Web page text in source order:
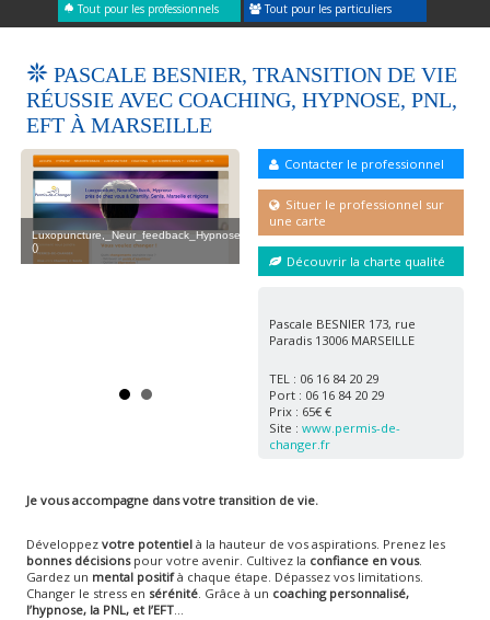
Tout pour les professionnels Tout pour les particuliers
PASCALE BESNIER, TRANSITION DE VIE
RÉUSSIE AVEC COACHING, HYPNOSE, PNL,
EFT À MARSEILLE
Luxopuncture,_Neur_feedback_Hypnose_pascale_besnier
()
Contacter le professionnel
Situer le professionnel sur
une carte
Découvrir la charte qualité
Pascale BESNIER 173, rue
Paradis 13006 MARSEILLE
TEL : 06 16 84 20 29
Port : 06 16 84 20 29
Prix : 65€ €
Site : www.permis-de-
changer.fr
Je vous accompagne dans votre transition de vie.
Développezvotre potentielà la hauteur de vos aspirations. Prenez les
bonnes décisionspour votre avenir. Cultivez la confiance en vous.
Gardez un mental positifà chaque étape. Dépassez vos limitations.
Changer le stress en sérénité. Grâce à un coaching personnalisé,
l’hypnose, la PNL, et l’EFT…